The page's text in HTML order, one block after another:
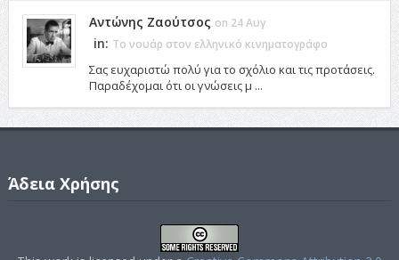
Αντώνης Ζαούτσος on 24 Αυγ
in: Το νουάρ στον ελληνικό κινηματογράφο
Σας ευχαριστώ πολύ για το σχόλιο και τις προτάσεις.
Παραδέχομαι ότι οι γνώσεις μ ...
Άδεια Χρήσης